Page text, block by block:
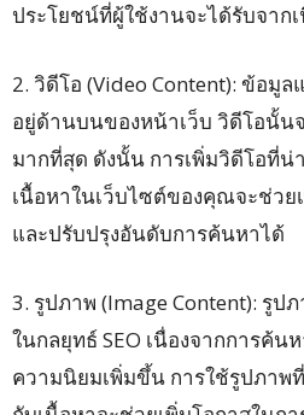
ประโยชน์ที่ผู้ใช้งานจะได้รับจาก
2. วิดีโอ (Video Content): ข้อมู
อยู่ด้านบนของหน้าเว็บ วิดีโอนั้น
มากที่สุด ดังนั้น การเพิ่มวิดีโอที่น่
เนื้อหาในเว็บไซต์ของคุณจะช่ว
และปรับปรุงอันดับการค้นหาได้
3. รูปภาพ (Image Content): รู
ในกลยุทธ์ SEO เนื่องจากการค้น
ความนิยมเพิ่มขึ้น การใช้รูปภาพ